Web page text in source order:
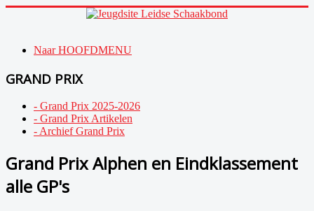
Naar HOOFDMENU
GRAND PRIX
- Grand Prix 2025-2026
- Grand Prix Artikelen
- Archief Grand Prix
Grand Prix Alphen en Eindklassement
alle GP's